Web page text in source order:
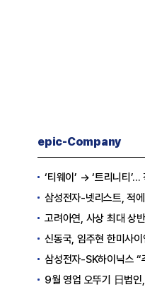
epic-Company
‘티웨이’ → ‘트리니티’…
삼성전자-넷리스트, 적
고려아연, 사상 최대 상
신동국, 임주현 한미사
삼성전자-SK하이닉스 “
9월 영업 오뚜기 日법인,